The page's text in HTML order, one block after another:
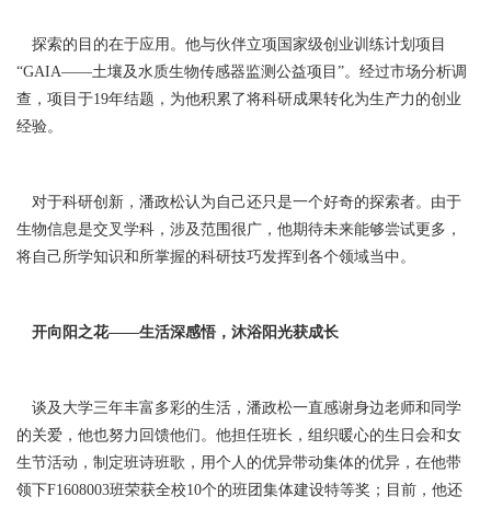
探索的目的在于应用。他与伙伴立项国家级创业训练计划项目
“GAIA——土壤及水质生物传感器监测公益项目”。经过市场分析调
查，项目于19年结题，为他积累了将科研成果转化为生产力的创业
经验。
对于科研创新，潘政松认为自己还只是一个好奇的探索者。由于
生物信息是交叉学科，涉及范围很广，他期待未来能够尝试更多，
将自己所学知识和所掌握的科研技巧发挥到各个领域当中。
开向阳之花——生活深感悟，沐浴阳光获成长
谈及大学三年丰富多彩的生活，潘政松一直感谢身边老师和同学
的关爱，他也努力回馈他们。他担任班长，组织暖心的生日会和女
生节活动，制定班诗班歌，用个人的优异带动集体的优异，在他带
领下F1608003班荣获全校10个的班团集体建设特等奖；目前，他还